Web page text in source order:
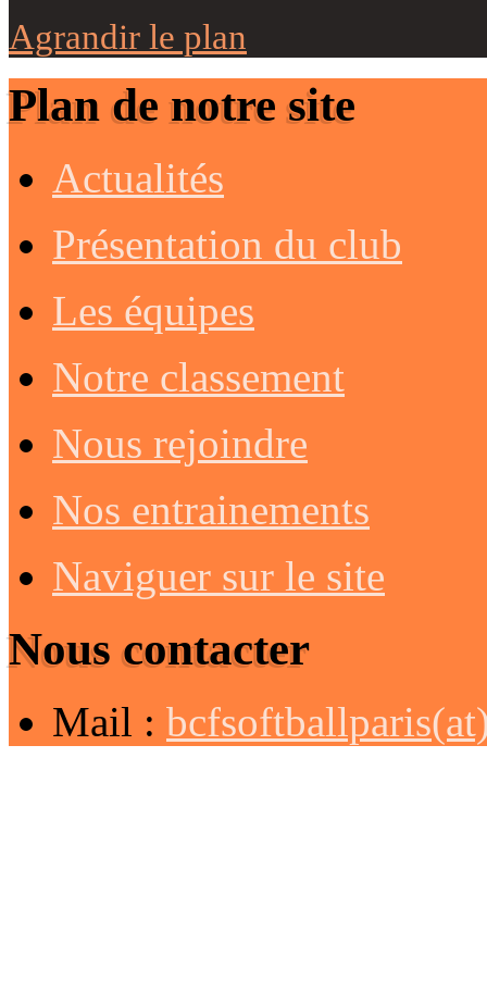
Agrandir le plan
Plan de notre site
Actualités
Présentation du club
Les équipes
Notre classement
Nous rejoindre
Nos entrainements
Naviguer sur le site
Nous contacter
Mail :